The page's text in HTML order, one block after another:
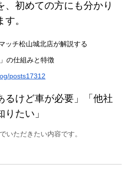
、初めての方にも分かり
。
ッチ松山城北店が解説する
の仕組みと特徴
posts17312
るけど車が必要」「他社
たい」
いただきたい内容です。